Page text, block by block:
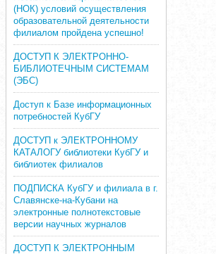
(НОК) условий осуществления
образовательной деятельности
филиалом пройдена успешно!
ДОСТУП К ЭЛЕКТРОННО-
БИБЛИОТЕЧНЫМ СИСТЕМАМ
(ЭБС)
Доступ к Базе информационных
потребностей КубГУ
ДОСТУП к ЭЛЕКТРОННОМУ
КАТАЛОГУ библиотеки КубГУ и
библиотек филиалов
ПОДПИСКА КубГУ и филиала в г.
Славянске-на-Кубани на
электронные полнотекстовые
версии научных журналов
ДОСТУП К ЭЛЕКТРОННЫМ